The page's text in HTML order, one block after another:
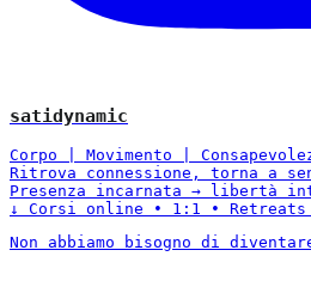
satidynamic
Corpo | Movimento |
Ritrova connessione, torna a
Presenza incarnata → libertà
↓ Corsi online • 1:1 •
Non abbiamo bisogno di